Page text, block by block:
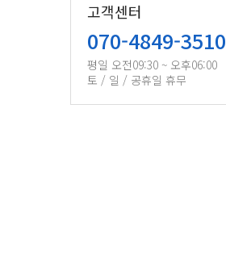
고객센터
070-4849-3510
평일 오전09:30 ~ 오후06:00
토 / 일 / 공휴일 휴무